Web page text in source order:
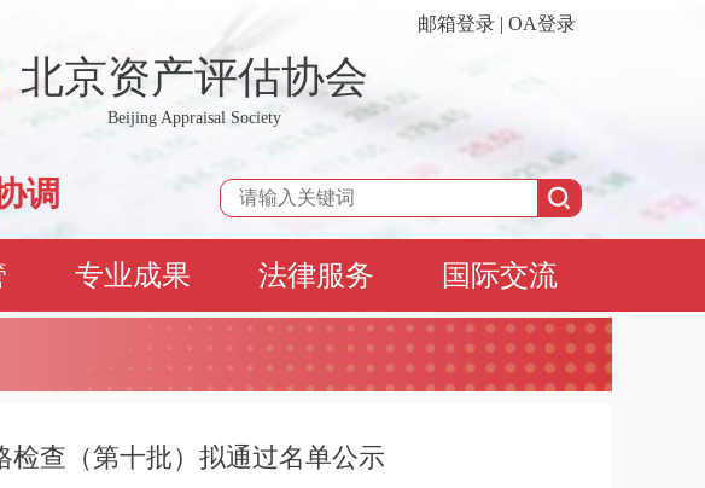
邮箱登录 | OA登录
北京资产评估协会
Beijing Appraisal Society
调
专业成果 法律服务 国际交流
检查（第十批）拟通过名单公示